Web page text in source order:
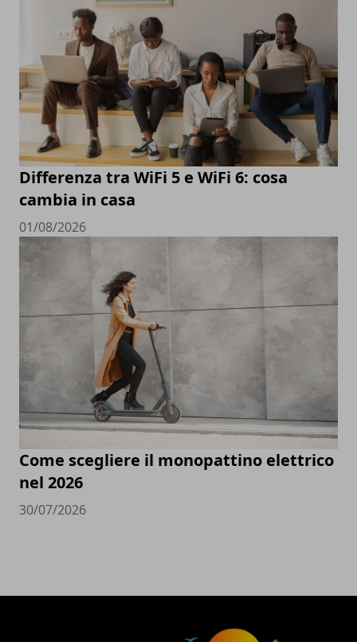
Differenza tra WiFi 5 e WiFi 6: cosa
cambia in casa
01/08/2026
Come scegliere il monopattino elettrico
nel 2026
30/07/2026